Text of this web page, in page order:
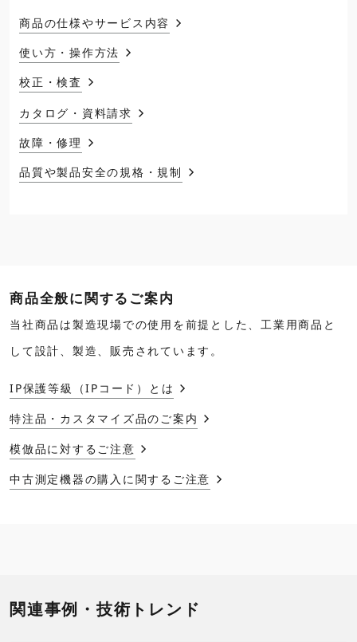
商品の仕様やサービス内容
使い方・操作方法
校正・検査
カタログ・資料請求
故障・修理
品質や製品安全の規格・規制
商品全般に関するご案内
当社商品は製造現場での使用を前提とした、工業用商品と
して設計、製造、販売されています。
IP保護等級（IPコード）とは
特注品・カスタマイズ品のご案内
模倣品に対するご注意
中古測定機器の購入に関するご注意
関連事例・技術トレンド